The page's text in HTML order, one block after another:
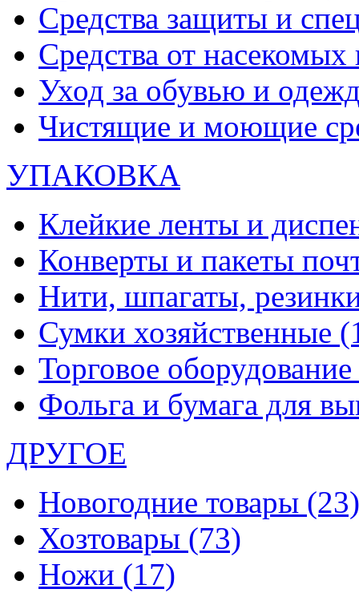
Средства защиты и
Средства от
Уход за обувью и
Чистящие и моющие
УПАКОВКА
Клейкие ленты и
Конверты и пакеты
Нити, шпагаты,
Сумки хозяйственные
Торговое оборудование
Фольга и бумага для
ДРУГОЕ
Новогодние товары (23)
Хозтовары (73)
Ножи (17)